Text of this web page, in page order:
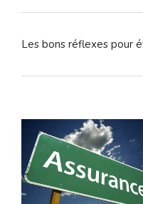
Les bons réflexes pour